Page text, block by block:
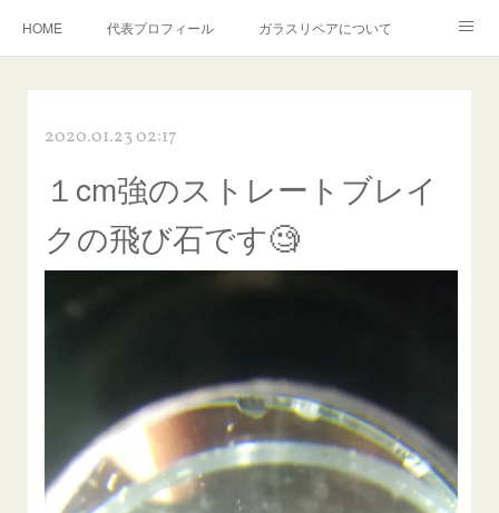
HOME 代表プロフィール ガラスリペアについて
飛び石施工料金について
当店へのアクセス 建築ガラスキズ取り・研磨・磨き
【プロ使用】フッ素系ガラストリートメント『アクアペル』
当店の良心的価格の理由について
2020.01.23 02:17
１cm強のストレートブレイ
クの飛び石です🧐